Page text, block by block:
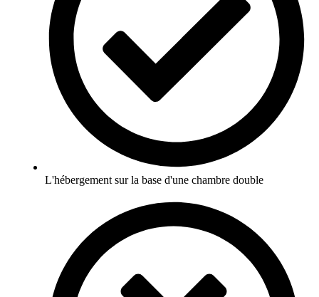
L'hébergement sur la base d'une chambre double